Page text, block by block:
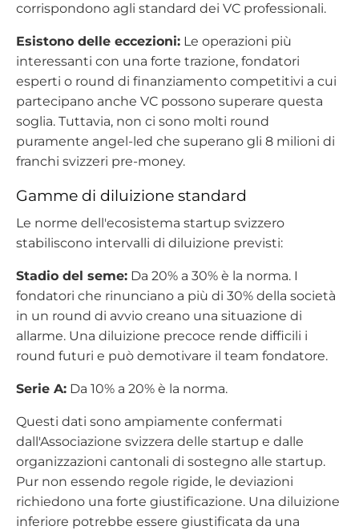
corrispondono agli standard dei VC professionali.
Esistono delle eccezioni: Le operazioni più
interessanti con una forte trazione, fondatori
esperti o round di finanziamento competitivi a cui
partecipano anche VC possono superare questa
soglia. Tuttavia, non ci sono molti round
puramente angel-led che superano gli 8 milioni di
franchi svizzeri pre-money.
Gamme di diluizione standard
Le norme dell'ecosistema startup svizzero
stabiliscono intervalli di diluizione previsti:
Stadio del seme: Da 20% a 30% è la norma. I
fondatori che rinunciano a più di 30% della società
in un round di avvio creano una situazione di
allarme. Una diluizione precoce rende difficili i
round futuri e può demotivare il team fondatore.
Serie A: Da 10% a 20% è la norma.
Questi dati sono ampiamente confermati
dall'Associazione svizzera delle startup e dalle
organizzazioni cantonali di sostegno alle startup.
Pur non essendo regole rigide, le deviazioni
richiedono una forte giustificazione. Una diluizione
inferiore potrebbe essere giustificata da una